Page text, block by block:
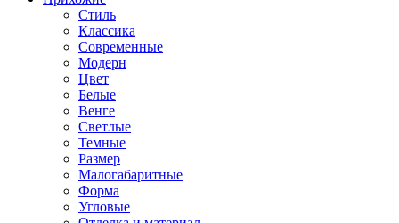
Стиль
Классика
Современные
Модерн
Цвет
Белые
Венге
Светлые
Темные
Размер
Малогабаритные
Форма
Угловые